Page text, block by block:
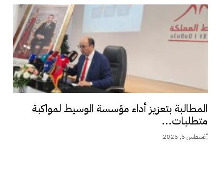
المطالبة بتعزيز أداء مؤسسة الوسيط لمواكبة
متطلبات...
أغسطس 6, 2026